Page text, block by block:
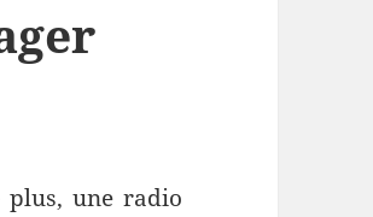
plus, une radio